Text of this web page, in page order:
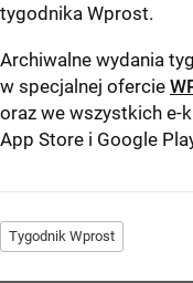
tygodnika Wprost.
Archiwalne wydania
w specjalnej ofercie
oraz we wszystkich e-
App Store i Google
Tygodnik Wprost